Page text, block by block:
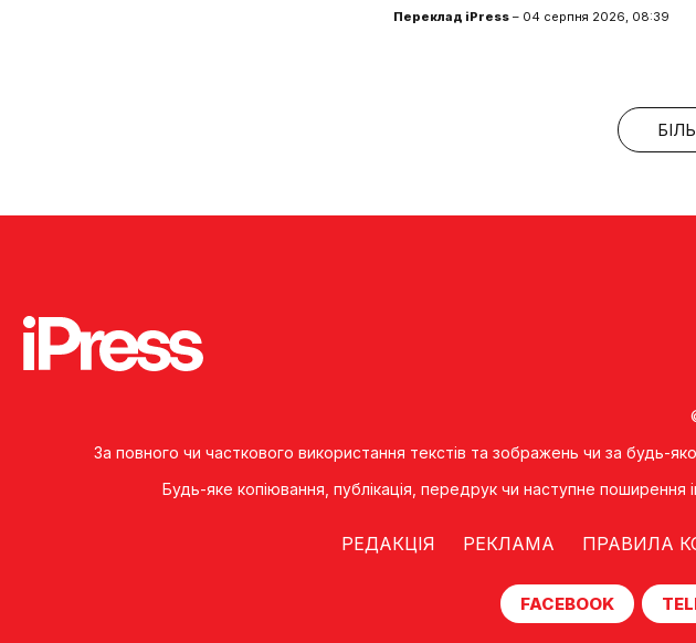
Переклад iPress – 04 серпня 2026, 08:39
За повного чи часткового використання текстів та зображень чи за будь-
Будь-яке копiювання, публiкацiя, передрук чи наступне поширення
РЕДАКЦІЯ РЕКЛАМА ПРАВИЛА
FACEBOOK